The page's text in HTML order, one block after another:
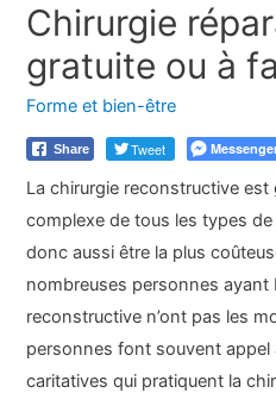
Chirurgie
gratuite ou à
Forme et bien-être
Share Tweet
La chirurgie reconstructive est
complexe de tous les types
donc aussi être la plus
nombreuses personnes ayant
reconstructive n’ont pas les
personnes font souvent appel
caritatives qui pratiquent la